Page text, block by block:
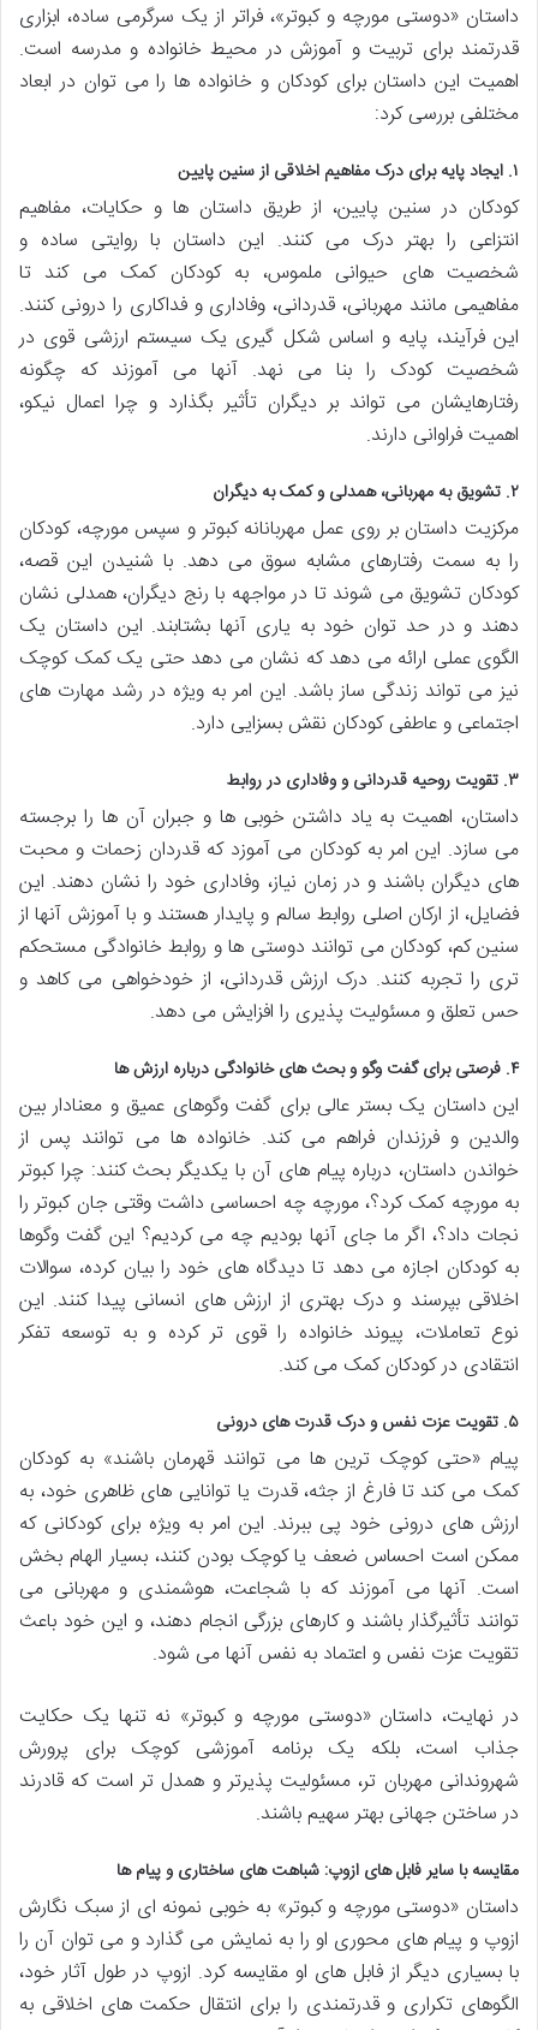
داستان «دوستی مورچه و کبوتر»، فراتر از یک سرگرمی ساده، ابزاری
قدرتمند برای تربیت و آموزش در محیط خانواده و مدرسه است.
اهمیت این داستان برای کودکان و خانواده ها را می توان در ابعاد
مختلفی بررسی کرد:
۱. ایجاد پایه برای درک مفاهیم اخلاقی از سنین پایین
کودکان در سنین پایین، از طریق داستان ها و حکایات، مفاهیم
انتزاعی را بهتر درک می کنند. این داستان با روایتی ساده و
شخصیت های حیوانی ملموس، به کودکان کمک می کند تا
مفاهیمی مانند مهربانی، قدردانی، وفاداری و فداکاری را درونی کنند.
این فرآیند، پایه و اساس شکل گیری یک سیستم ارزشی قوی در
شخصیت کودک را بنا می نهد. آنها می آموزند که چگونه
رفتارهایشان می تواند بر دیگران تأثیر بگذارد و چرا اعمال نیکو،
اهمیت فراوانی دارند.
۲. تشویق به مهربانی، همدلی و کمک به دیگران
مرکزیت داستان بر روی عمل مهربانانه کبوتر و سپس مورچه، کودکان
را به سمت رفتارهای مشابه سوق می دهد. با شنیدن این قصه،
کودکان تشویق می شوند تا در مواجهه با رنج دیگران، همدلی نشان
دهند و در حد توان خود به یاری آنها بشتابند. این داستان یک
الگوی عملی ارائه می دهد که نشان می دهد حتی یک کمک کوچک
نیز می تواند زندگی ساز باشد. این امر به ویژه در رشد مهارت های
اجتماعی و عاطفی کودکان نقش بسزایی دارد.
۳. تقویت روحیه قدردانی و وفاداری در روابط
داستان، اهمیت به یاد داشتن خوبی ها و جبران آن ها را برجسته
می سازد. این امر به کودکان می آموزد که قدردان زحمات و محبت
های دیگران باشند و در زمان نیاز، وفاداری خود را نشان دهند. این
فضایل، از ارکان اصلی روابط سالم و پایدار هستند و با آموزش آنها از
سنین کم، کودکان می توانند دوستی ها و روابط خانوادگی مستحکم
تری را تجربه کنند. درک ارزش قدردانی، از خودخواهی می کاهد و
حس تعلق و مسئولیت پذیری را افزایش می دهد.
۴. فرصتی برای گفت وگو و بحث های خانوادگی درباره ارزش ها
این داستان یک بستر عالی برای گفت وگوهای عمیق و معنادار بین
والدین و فرزندان فراهم می کند. خانواده ها می توانند پس از
خواندن داستان، درباره پیام های آن با یکدیگر بحث کنند: چرا کبوتر
به مورچه کمک کرد؟، مورچه چه احساسی داشت وقتی جان کبوتر را
نجات داد؟، اگر ما جای آنها بودیم چه می کردیم؟ این گفت وگوها
به کودکان اجازه می دهد تا دیدگاه های خود را بیان کرده، سوالات
اخلاقی بپرسند و درک بهتری از ارزش های انسانی پیدا کنند. این
نوع تعاملات، پیوند خانواده را قوی تر کرده و به توسعه تفکر
انتقادی در کودکان کمک می کند.
۵. تقویت عزت نفس و درک قدرت های درونی
پیام «حتی کوچک ترین ها می توانند قهرمان باشند» به کودکان
کمک می کند تا فارغ از جثه، قدرت یا توانایی های ظاهری خود، به
ارزش های درونی خود پی ببرند. این امر به ویژه برای کودکانی که
ممکن است احساس ضعف یا کوچک بودن کنند، بسیار الهام بخش
است. آنها می آموزند که با شجاعت، هوشمندی و مهربانی می
توانند تأثیرگذار باشند و کارهای بزرگی انجام دهند، و این خود باعث
تقویت عزت نفس و اعتماد به نفس آنها می شود.
در نهایت، داستان «دوستی مورچه و کبوتر» نه تنها یک حکایت
جذاب است، بلکه یک برنامه آموزشی کوچک برای پرورش
شهروندانی مهربان تر، مسئولیت پذیرتر و همدل تر است که قادرند
در ساختن جهانی بهتر سهیم باشند.
مقایسه با سایر فابل های ازوپ: شباهت های ساختاری و پیام ها
داستان «دوستی مورچه و کبوتر» به خوبی نمونه ای از سبک نگارش
ازوپ و پیام های محوری او را به نمایش می گذارد و می توان آن را
با بسیاری دیگر از فابل های او مقایسه کرد. ازوپ در طول آثار خود،
الگوهای تکراری و قدرتمندی را برای انتقال حکمت های اخلاقی به